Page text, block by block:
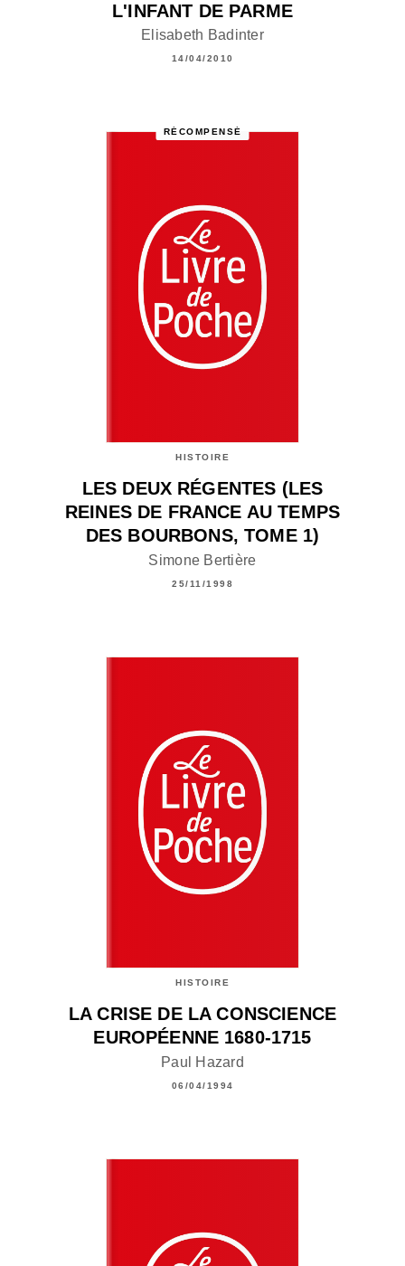
L'INFANT DE PARME
Elisabeth Badinter
14/04/2010
RÉCOMPENSÉ
HISTOIRE
LES DEUX RÉGENTES (LES
REINES DE FRANCE AU TEMPS
DES BOURBONS, TOME 1)
Simone Bertière
25/11/1998
HISTOIRE
LA CRISE DE LA CONSCIENCE
EUROPÉENNE 1680-1715
Paul Hazard
06/04/1994